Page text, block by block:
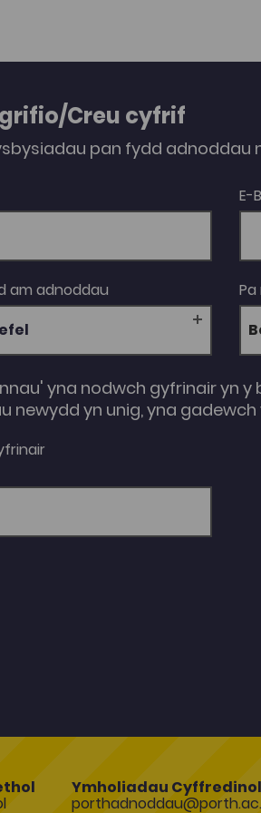
Creu cyfrif
pan fydd adnoddau
E-
am adnoddau
yna nodwch gyfrinair yn y
yn unig, yna gadewch
Ymholiadau Cyffredinol